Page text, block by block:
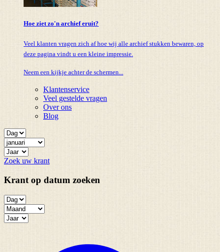
Hoe ziet zo'n archief eruit?
Veel klanten vragen zich af hoe wij alle archief stukken bewaren, op
deze pagina vindt u een kleine impressie.
Neem een kijkje achter de schermen...
Klantenservice
Veel gestelde vragen
Over ons
Blog
Zoek uw krant
Krant op datum zoeken